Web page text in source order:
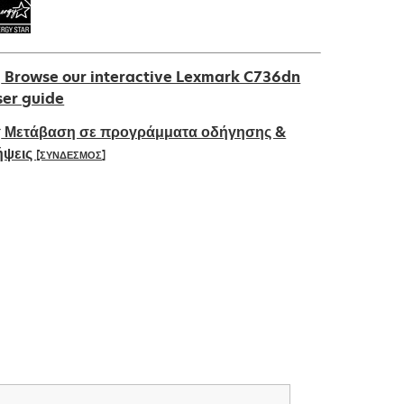
Browse our interactive Lexmark C736dn
guide
Μετάβαση σε προγράμματα οδήγησης &
[ΣΥΝΔΕΣΜΟΣ]